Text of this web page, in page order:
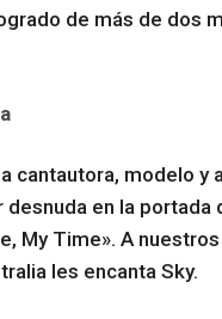
de más de dos
cantautora, modelo y
desnuda en la portada
My Time». A
les encanta Sky.